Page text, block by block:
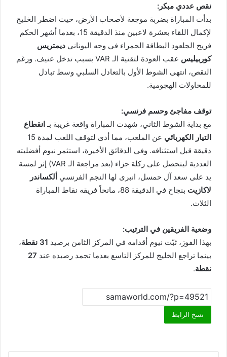
نقص عددي مبكر:
بدأت المباراة بضربة موجعة لأصحاب الأرض، حيث اضطر الخليج
لإكمال اللقاء بعشرة لاعبين منذ الدقيقة 15، بعدما أشهر الحكم
فريح الجلعود البطاقة الحمراء في وجه اليوناني ديمتريس
كوربيليس
عقب العودة لتقنية الـ VAR بسبب تدخل عنيف. ورغم
النقص، انتهى الشوط الأول بالتعادل السلبي وسط تبادل
للمحاولات الهجومية.
توقف مفاجئ وحسم فرنسي:
مع بداية الشوط الثاني، شهدت المباراة واقعة غريبة بـ انقطاع
التيار الكهربائي
عن الملعب، مما أدى لتوقف اللعب لمدة 15
دقيقة قبل استئنافه. وفي الدقائق الأخيرة، استثمر نيوم أفضليته
العددية ليتحصل على ركلة جزاء (بعد مراجعة الـ VAR) إثر لمسة
يد على سعد آل حمسل، انبرى لها النجم الفرنسي ألكساندر
لاكازيت
بنجاح في الدقيقة 88، مانحاً فريقه نقاط المباراة
الثلاث.
وضعية الفريقين في الترتيب:
بهذا الفوز، ثبّت نيوم أقدامه في المركز الثامن برصيد 31 نقطة
،
بينما تراجع الخليج للمركز التاسع بعدما تجمد رصيده عند 27
نقطة.
نسخ الرابط